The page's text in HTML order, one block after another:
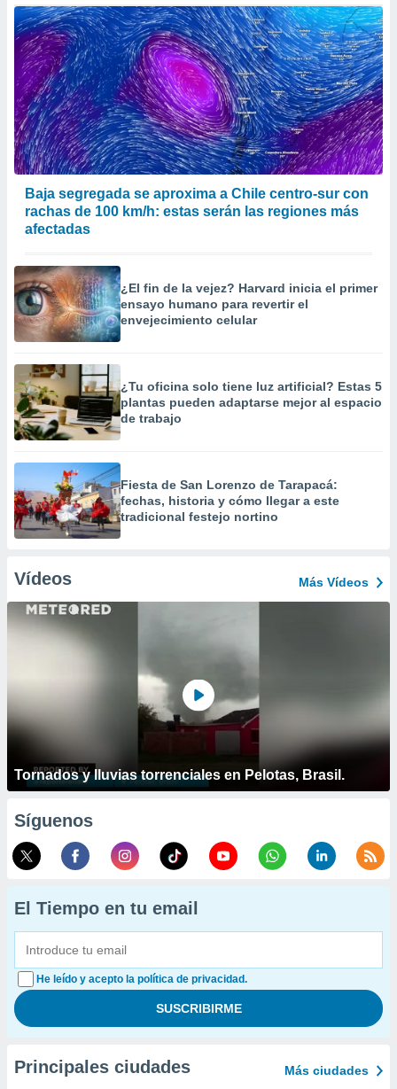
Baja segregada se aproxima a Chile centro-sur con
rachas de 100 km/h: estas serán las regiones más
afectadas
¿El fin de la vejez? Harvard inicia el primer
ensayo humano para revertir el
envejecimiento celular
¿Tu oficina solo tiene luz artificial? Estas 5
plantas pueden adaptarse mejor al espacio
de trabajo
Fiesta de San Lorenzo de Tarapacá:
fechas, historia y cómo llegar a este
tradicional festejo nortino
Vídeos Más Vídeos
Tornados y lluvias torrenciales en Pelotas, Brasil.
Síguenos
El Tiempo en tu email
He leído y acepto la política de privacidad.
Principales ciudades Más ciudades